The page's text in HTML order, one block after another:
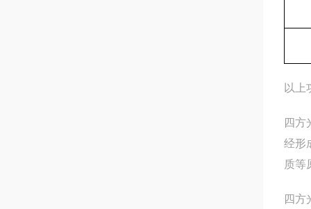
以上
四方
经形
质等
四方